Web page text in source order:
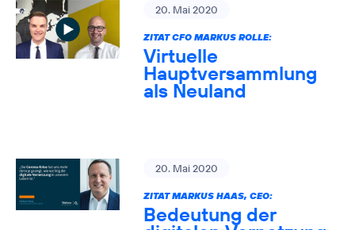
20. Mai 2020
ZITAT CFO MARKUS ROLLE:
Virtuelle
Hauptversammlung
als Neuland
20. Mai 2020
ZITAT MARKUS HAAS, CEO:
Bedeutung der